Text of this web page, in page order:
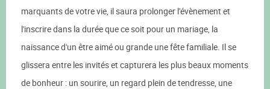
marquants de votre vie, il saura prolonger l'évènement et
l'inscrire dans la durée que ce soit pour un mariage, la
naissance d'un être aimé ou grande une fête familiale. Il se
glissera entre les invités et capturera les plus beaux moments
de bonheur : un sourire, un regard plein de tendresse, une